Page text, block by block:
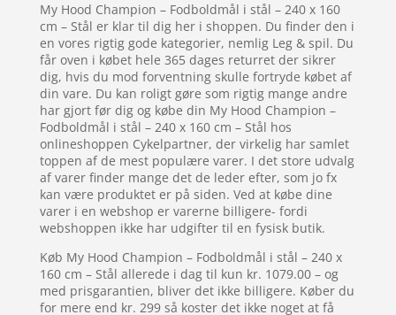
My Hood Champion – Fodboldmål i stål – 240 x 160
cm – Stål er klar til dig her i shoppen. Du finder den i
en vores rigtig gode kategorier, nemlig Leg & spil. Du
får oven i købet hele 365 dages returret der sikrer
dig, hvis du mod forventning skulle fortryde købet af
din vare. Du kan roligt gøre som rigtig mange andre
har gjort før dig og købe din My Hood Champion –
Fodboldmål i stål – 240 x 160 cm – Stål hos
onlineshoppen Cykelpartner, der virkelig har samlet
toppen af de mest populære varer. I det store udvalg
af varer finder mange det de leder efter, som jo fx
kan være produktet er på siden. Ved at købe dine
varer i en webshop er varerne billigere- fordi
webshoppen ikke har udgifter til en fysisk butik.
Køb My Hood Champion – Fodboldmål i stål – 240 x
160 cm – Stål allerede i dag til kun kr. 1079.00 – og
med prisgarantien, bliver det ikke billigere. Køber du
for mere end kr. 299 så koster det ikke noget at få